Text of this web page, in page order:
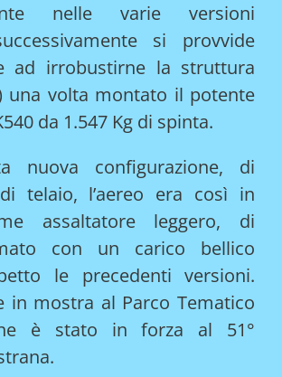
nelle varie versioni
si provvide
ad irrobustirne la struttura
una volta montato il potente
da 1.547 Kg di spinta.
nuova configurazione, di
telaio, l’aereo era così in
assaltatore leggero, di
con un carico bellico
le precedenti versioni.
in mostra al Parco Tematico
è stato in forza al 51°